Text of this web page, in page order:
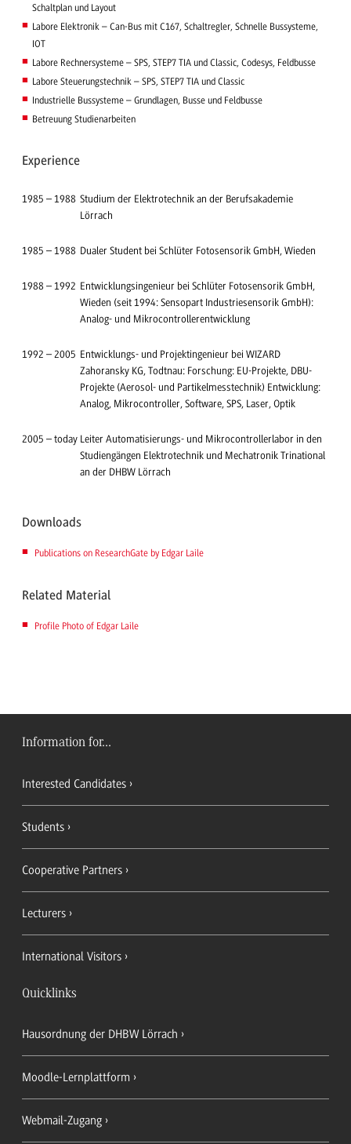
Schaltplan und Layout
Labore Elektronik – Can-Bus mit C167, Schaltregler, Schnelle Bussysteme,
IOT
Labore Rechnersysteme – SPS, STEP7 TIA und Classic, Codesys, Feldbusse
Labore Steuerungstechnik – SPS, STEP7 TIA und Classic
Industrielle Bussysteme – Grundlagen, Busse und Feldbusse
Betreuung Studienarbeiten
Experience
1985 – 1988 Studium der Elektrotechnik an der Berufsakademie
Lörrach
1985 – 1988 Dualer Student bei Schlüter Fotosensorik GmbH, Wieden
1988 – 1992 Entwicklungsingenieur bei Schlüter Fotosensorik GmbH,
Wieden (seit 1994: Sensopart Industriesensorik GmbH):
Analog- und Mikrocontrollerentwicklung
1992 – 2005 Entwicklungs- und Projektingenieur bei WIZARD
Zahoransky KG, Todtnau: Forschung: EU-Projekte, DBU-
Projekte (Aerosol- und Partikelmesstechnik) Entwicklung:
Analog, Mikrocontroller, Software, SPS, Laser, Optik
2005 – today Leiter Automatisierungs- und Mikrocontrollerlabor in den
Studiengängen Elektrotechnik und Mechatronik Trinational
an der DHBW Lörrach
Downloads
Publications on ResearchGate by Edgar Laile
Related Material
Profile Photo of Edgar Laile
Information for...
Interested Candidates
Students
Cooperative Partners
Lecturers
International Visitors
Quicklinks
Hausordnung der DHBW Lörrach
Moodle-Lernplattform
Webmail-Zugang